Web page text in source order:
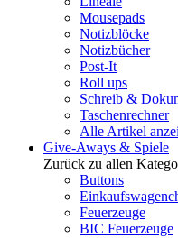
Mousepads
Notizblöcke
Notizbücher
Post-It
Roll ups
Schreib &
Taschenrechner
Alle Artikel
Give-Aways & Spiele
Zurück zu allen
Buttons
Feuerzeuge
BIC Feuerzeuge